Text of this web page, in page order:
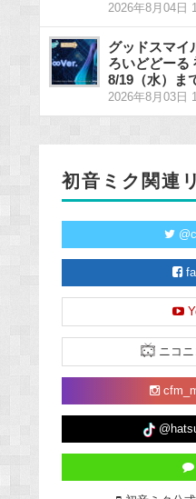
2026年8月04日
グッドスマイ
ろいどどーる
8/19（水）ま
2026年8月03日
初音ミク関連
ニコ